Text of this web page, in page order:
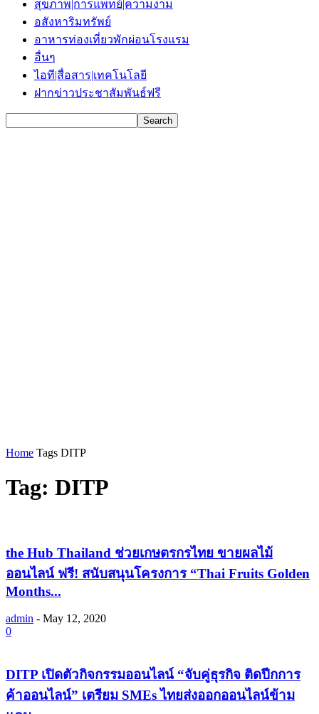
สุขภาพ|การแพทย์|ความงาม
อสังหาริมทรัพย์
อาหารท่องเที่ยวพักผ่อนโรงแรม
อื่นๆ
ไอที|สื่อสาร|เทคโนโลยี
ฝากข่าวประชาสัมพันธ์ฟรี
Home Tags DITP
Tag: DITP
the Hub Thailand ช่วยเกษตรกรไทย ขายผลไม้
ออนไลน์ ฟรี! สนับสนุนโครงการ “Thai Fruits Golden
Months...
admin - May 12, 2020
0
DITP เปิดตัวกิจกรรมออนไลน์ “จับคู่ธุรกิจ ติดปีกการ
ค้าออนไลน์” เตรียม SMEs ไทยส่งออกออนไลน์ข้าม